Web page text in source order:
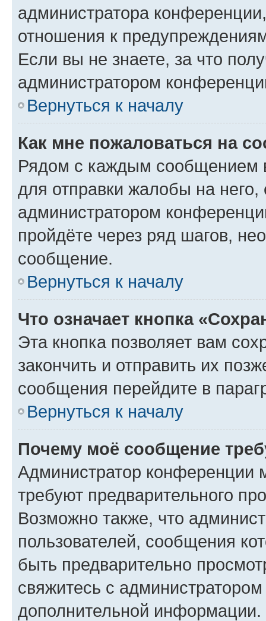
администратора
отношения к
Если вы не знаете, за что
администратором
Вернуться к началу
Как мне пожаловаться на
Рядом с каждым сообщением
для отправки жалобы на
администратором
пройдёте через ряд шагов,
сообщение.
Вернуться к началу
Что означает кнопка
Эта кнопка позволяет вам
закончить и отправить их
сообщения перейдите в
Вернуться к началу
Почему моё сообщение
Администратор конференции
требуют предварительного
Возможно также, что
пользователей, сообщения
быть предварительно
свяжитесь с
дополнительной информации.